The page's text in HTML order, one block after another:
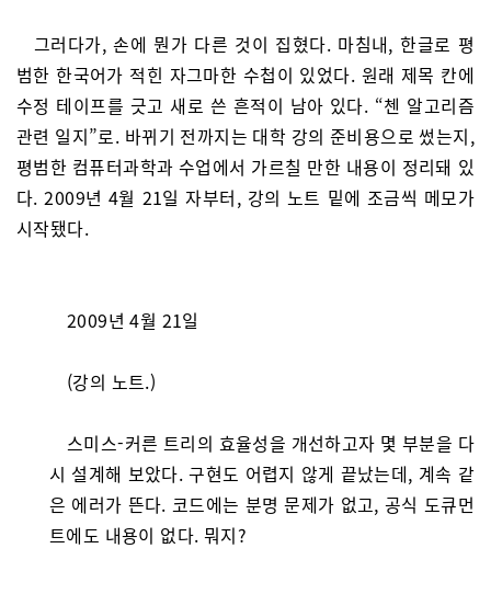
그러다가, 손에 뭔가 다른 것이 집혔다. 마침내, 한글로 평
범한 한국어가 적힌 자그마한 수첩이 있었다. 원래 제목 칸에
수정 테이프를 긋고 새로 쓴 흔적이 남아 있다. “첸 알고리즘
관련 일지”로. 바뀌기 전까지는 대학 강의 준비용으로 썼는지,
평범한 컴퓨터과학과 수업에서 가르칠 만한 내용이 정리돼 있
다. 2009년 4월 21일 자부터, 강의 노트 밑에 조금씩 메모가
시작됐다.
2009년 4월 21일
(강의 노트.)
스미스-커른 트리의 효율성을 개선하고자 몇 부분을 다
시 설계해 보았다. 구현도 어렵지 않게 끝났는데, 계속 같
은 에러가 뜬다. 코드에는 분명 문제가 없고, 공식 도큐먼
트에도 내용이 없다. 뭐지?